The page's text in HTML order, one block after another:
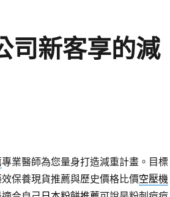
司新客享的減
專業醫師為您量身打造減重計畫。目標
保養現貨推薦與歷史價格比價空壓機